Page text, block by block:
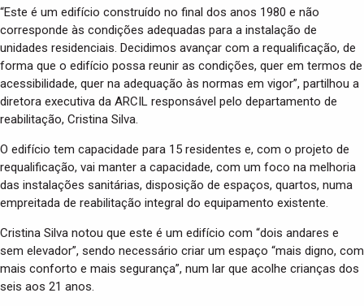
“Este é um edifício construído no final dos anos 1980 e não
corresponde às condições adequadas para a instalação de
unidades residenciais. Decidimos avançar com a requalificação, de
forma que o edifício possa reunir as condições, quer em termos de
acessibilidade, quer na adequação às normas em vigor”, partilhou a
diretora executiva da ARCIL responsável pelo departamento de
reabilitação, Cristina Silva.
O edifício tem capacidade para 15 residentes e, com o projeto de
requalificação, vai manter a capacidade, com um foco na melhoria
das instalações sanitárias, disposição de espaços, quartos, numa
empreitada de reabilitação integral do equipamento existente.
Cristina Silva notou que este é um edifício com “dois andares e
sem elevador”, sendo necessário criar um espaço “mais digno, com
mais conforto e mais segurança”, num lar que acolhe crianças dos
seis aos 21 anos.